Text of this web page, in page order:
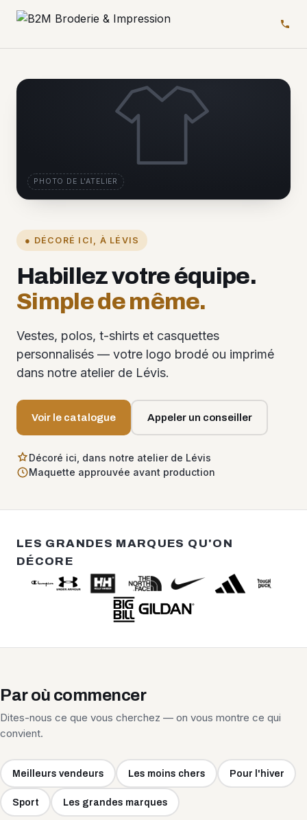
● DÉCORÉ ICI, À LÉVIS
Habillez votre équipe.
Simple de même.
Vestes, polos, t-shirts et casquettes
personnalisés — votre logo brodé ou imprimé
dans notre atelier de Lévis.
Voir le catalogue Appeler un conseiller
Décoré ici, dans notre atelier de Lévis
Maquette approuvée avant production
PHOTO DE L'ATELIER
LES GRANDES MARQUES QU'ON
DÉCORE
Par où commencer
Dites-nous ce que vous cherchez — on vous montre ce qui
convient.
Meilleurs vendeurs Les moins chers Pour l'hiver
Sport Les grandes marques